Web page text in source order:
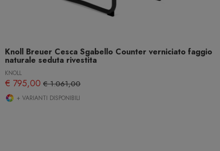
Knoll Breuer Cesca Sgabello Counter verniciato faggio
naturale seduta rivestita
KNOLL
€ 795,00 € 1.061,00
+ VARIANTI DISPONIBILI